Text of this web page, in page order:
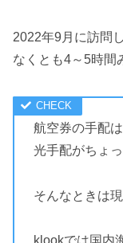
2022年9月に訪問
なくとも4～5時間
航空券の手配
光手配がちょ
そんなときは